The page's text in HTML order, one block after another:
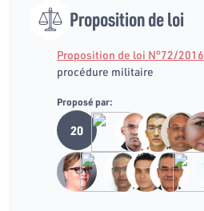
Proposition de loi
Proposition de loi N°72/2016
procédure militaire
Proposé par:
20